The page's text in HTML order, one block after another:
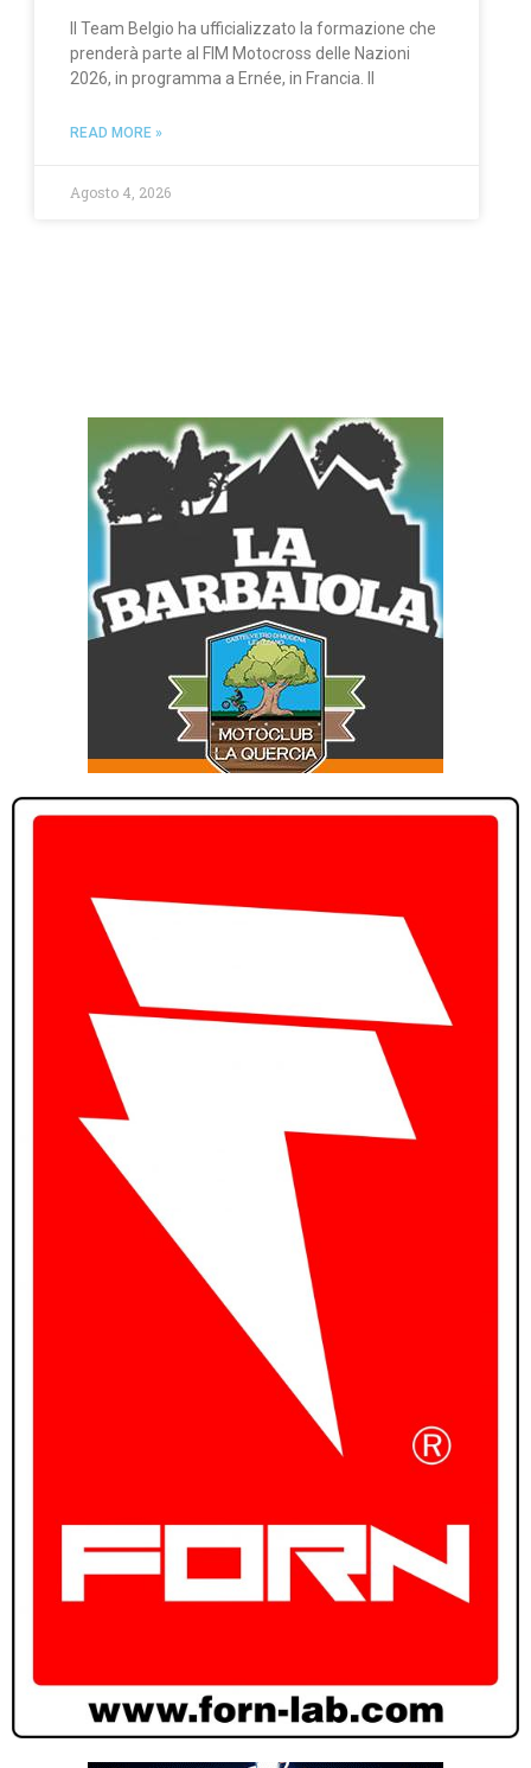
Il Team Belgio ha ufficializzato la formazione che
prenderà parte al FIM Motocross delle Nazioni
2026, in programma a Ernée, in Francia. Il
READ MORE »
Agosto 4, 2026